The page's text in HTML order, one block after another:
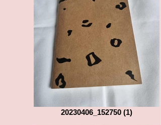
20230406_152750 (1)